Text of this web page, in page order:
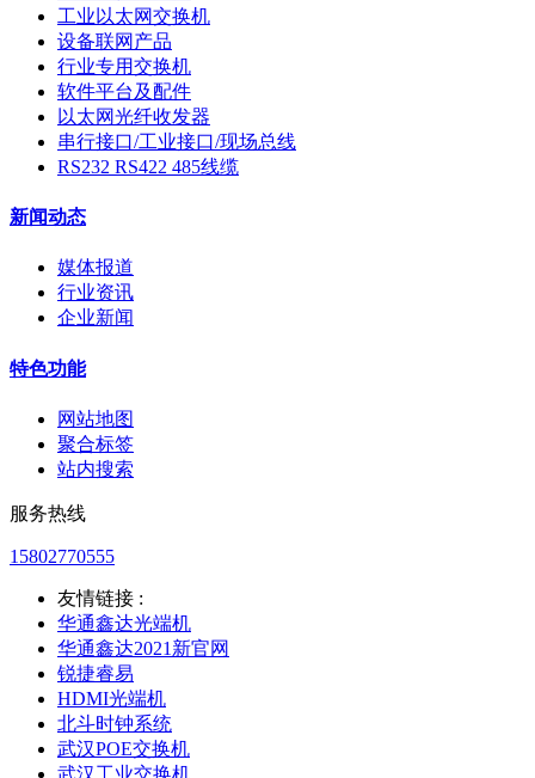
工业以太网交换机
设备联网产品
行业专用交换机
软件平台及配件
以太网光纤收发器
串行接口/工业接口/现场总线
RS232 RS422 485线缆
新闻动态
媒体报道
行业资讯
企业新闻
特色功能
网站地图
聚合标签
站内搜索
服务热线
15802770555
友情链接 :
华通鑫达光端机
华通鑫达2021新官网
锐捷睿易
HDMI光端机
北斗时钟系统
武汉POE交换机
武汉工业交换机